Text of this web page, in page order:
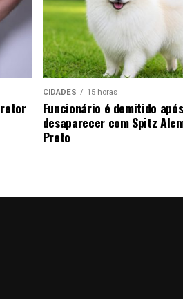
CIDADES 15 horas
Funcionário é demitido após
desaparecer com Spitz
Preto